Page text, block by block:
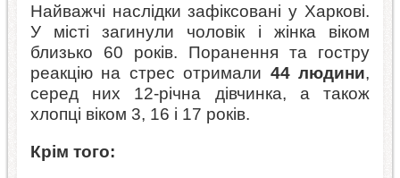
Найважчі наслідки зафіксовані у Харкові.
У місті загинули чоловік і жінка віком
близько 60 років. Поранення та гостру
реакцію на стрес отримали 44 людини,
серед них 12-річна дівчинка, а також
хлопці віком 3, 16 і 17 років.
Крім того: